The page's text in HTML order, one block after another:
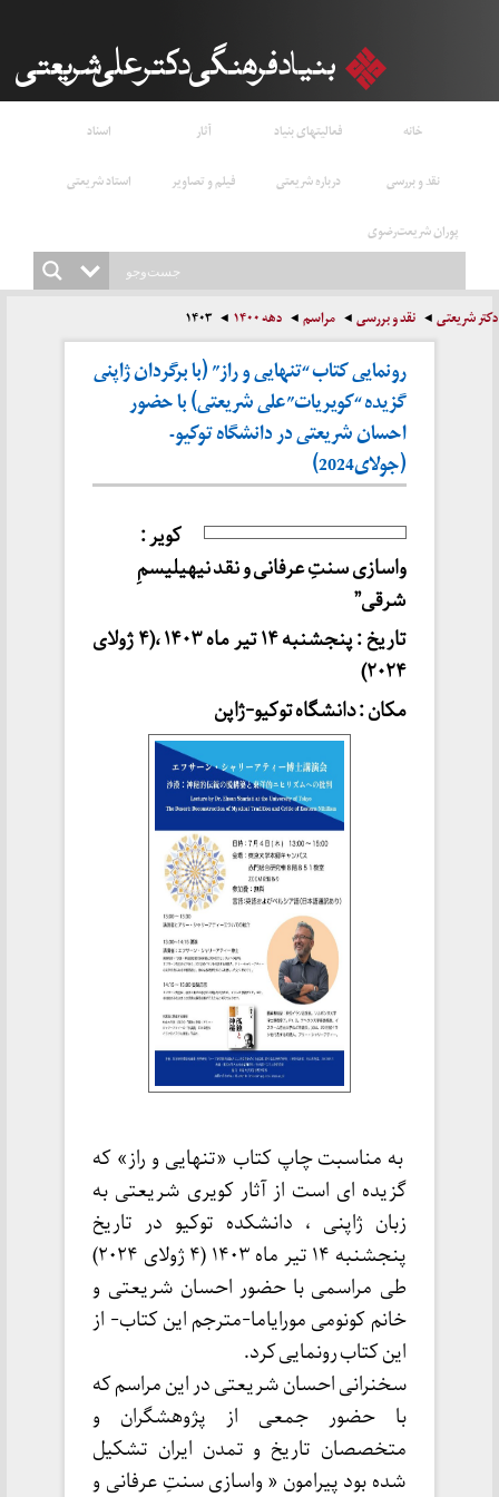
خانه فعالیتهای بنیاد آثار
اسناد
نقد و بررسی
درباره شریعتی فیلم و تصاویر
استاد شریعتی
پوران شریعت‌رضوی
دکتر شریعتی نقد و بررسی مراسم دهه ۱۴۰۰ ۱۴۰۳
رونمایی کتاب “تنهایی و راز” (با برگردان ژاپنی
گزیده “کویریات”علی شریعتی) با حضور
احسان شریعتی در دانشگاه توکیو-
(جولای2024)
کویر :
واسازی سنتِ عرفانی و نقد نیهیلیسمِ
شرقی”
تاریخ : پنجشنبه ۱۴ تیر ماه ۱۴۰۳ ،(۴ ژولای
۲۰۲۴)
مکان : دانشگاه توکیو-ژاپن
به مناسبت چاپ کتاب «تنهایی و راز» که
گزیده ای است از آثار کویری شریعتی به
زبان ژاپنی ، دانشکده توکیو در تاریخ
پنجشنبه ۱۴ تیر ماه ۱۴۰۳ (۴ ژولای ۲۰۲۴)
طی مراسمی با حضور احسان شریعتی و
خانم کونومی مورایاما-مترجم این کتاب- از
این کتاب رونمایی کرد.
سخنرانی احسان شریعتی در این مراسم که
با حضور جمعی از پژوهشگران و
متخصصان تاریخ و تمدن ایران تشکیل
شده بود پیرامون « واسازی سنتِ عرفانی و